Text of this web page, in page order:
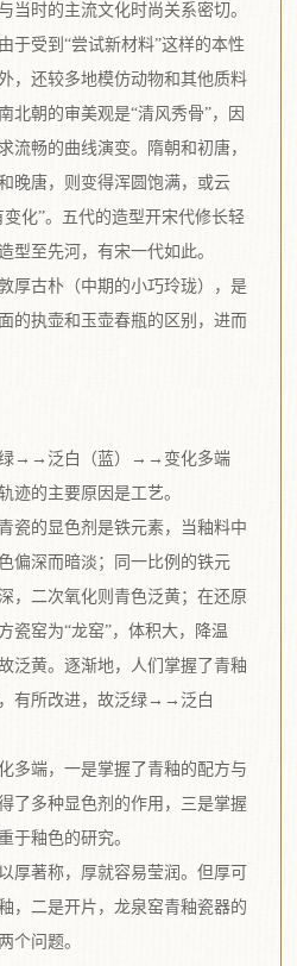
当时的主流文化时尚关系密切。
于受到“尝试新材料”这样的本性
，还较多地模仿动物和其他质料
北朝的审美观是“清风秀骨”，因
流畅的曲线演变。隋朝和初唐，
晚唐，则变得浑圆饱满，或云
化”。五代的造型开宋代修长轻
型至先河，有宋一代如此。
厚古朴（中期的小巧玲珑），是
的执壶和玉壶春瓶的区别，进而
→→泛白（蓝）→→变化多端
的主要原因是工艺。
瓷的显色剂是铁元素，当釉料中
偏深而暗淡；同一比例的铁元
，二次氧化则青色泛黄；在还原
瓷窑为“龙窑”，体积大，降温
泛黄。逐渐地，人们掌握了青釉
有所改进，故泛绿→→泛白
多端，一是掌握了青釉的配方与
了多种显色剂的作用，三是掌握
于釉色的研究。
厚著称，厚就容易莹润。但厚可
，二是开片，龙泉窑青釉瓷器的
个问题。